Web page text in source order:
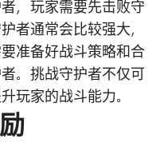
，玩家需要先击败守
者通常会比较强大，
准备好战斗策略和合
。挑战守护者不仅可
玩家的战斗能力。